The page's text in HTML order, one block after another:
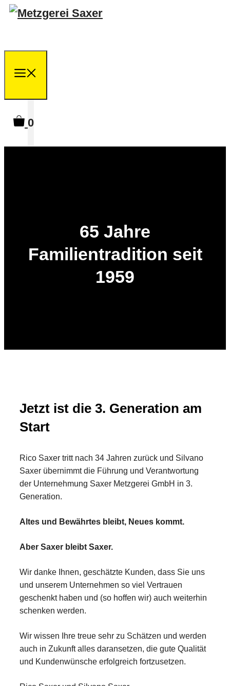
Springe
0
65 Jahre
Familientradition seit
1959
Jetzt ist die 3. Generation am
Start
Rico Saxer tritt nach 34 Jahren zurück und Silvano
Saxer übernimmt die Führung und Verantwortung
der Unternehmung Saxer Metzgerei GmbH in 3.
Generation.
Altes und Bewährtes bleibt, Neues kommt.
Aber Saxer bleibt Saxer.
Wir danke Ihnen, geschätzte Kunden, dass Sie uns
und unserem Unternehmen so viel Vertrauen
geschenkt haben und (so hoffen wir) auch weiterhin
schenken werden.
Wir wissen Ihre treue sehr zu Schätzen und werden
auch in Zukunft alles daransetzen, die gute Qualität
und Kundenwünsche erfolgreich fortzusetzen.